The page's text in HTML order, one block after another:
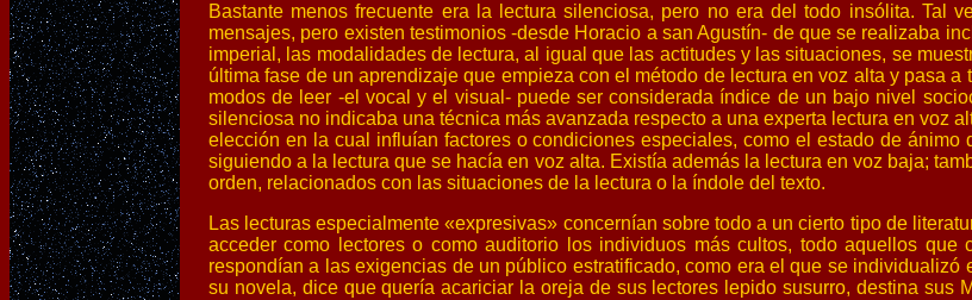
Bastante menos frecuente era la lectura silenciosa, pero no era del todo insólita. Tal
mensajes, pero existen testimonios -desde Horacio a san Agustín- de que se realizaba
imperial, las modalidades de lectura, al igual que las actitudes y las situaciones, se
última fase de un aprendizaje que empieza con el método de lectura en voz alta y pasa
modos de leer -el vocal y el visual- puede ser considerada índice de un bajo nivel
silenciosa no indicaba una técnica más avanzada respecto a una experta lectura en voz
elección en la cual influían factores o condiciones especiales, como el estado de
siguiendo a la lectura que se hacía en voz alta. Existía además la lectura en voz baja;
orden, relacionados con las situaciones de la lectura o la índole del texto.
Las lecturas especialmente «expresivas» concernían sobre todo a un cierto tipo de
acceder como lectores o como auditorio los individuos más cultos, todo aquellos
respondían a las exigencias de un público estratificado, como era el que se
su novela, dice que quería acariciar la oreja de sus lectores lepido susurro, destina sus